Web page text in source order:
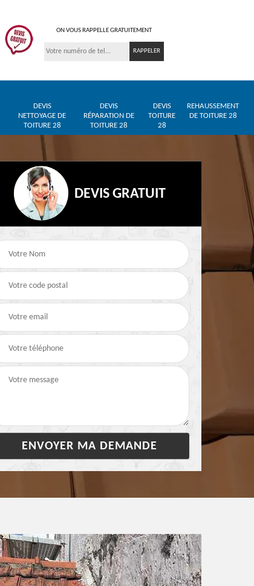
ON VOUS RAPPELLE GRATUITEMENT
DEVIS
NETTOYAGE DE
TOITURE 28
DEVIS
RÉPARATION DE
TOITURE 28
DEVIS
TOITURE
28
REHAUSSEMENT
DE TOITURE 28
28
Pose de bâche et
bâchage de toiture 28
DEVIS GRATUIT